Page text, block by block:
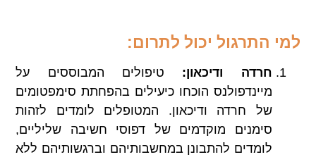
למי התרגול יכול לתרום:
חרדה ודיכאון: טיפולים המבוססים על
מיינדפולנס הוכחו כיעילים בהפחתת סימפטומים
של חרדה ודיכאון. המטופלים לומדים לזהות
סימנים מוקדמים של דפוסי חשיבה שליליים,
לומדים להתבונן במחשבותיהם וברגשותיהם ללא